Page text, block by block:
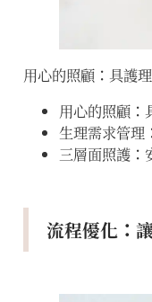
用心的照顧：具護
用心的照顧：
生理需求管理
三層面照護：
流程優化：